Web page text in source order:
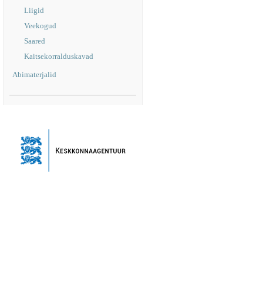
Liigid
Veekogud
Saared
Kaitsekorralduskavad
Abimaterjalid